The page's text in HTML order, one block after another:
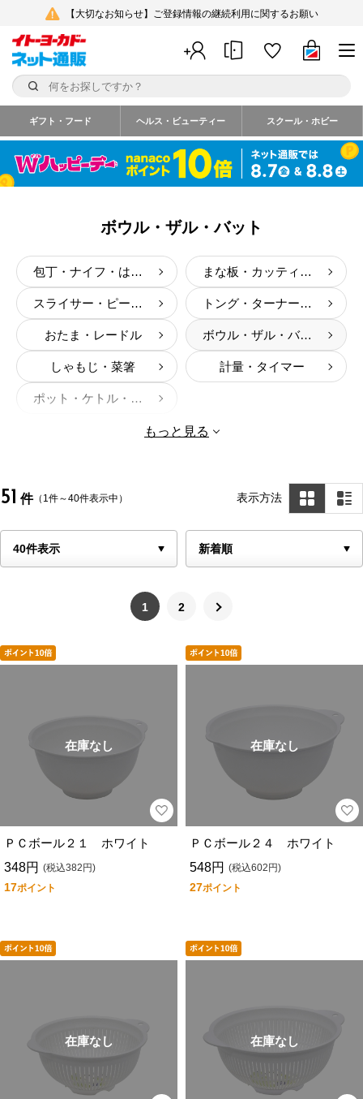
【大切なお知らせ】ご登録情報の継続利用に関するお願い
ギフト・フード ヘルス・ビューティー スクール・ホビー
ボウル・ザル・バット
包丁・ナイフ・はさみ まな板・カッティングボード
スライサー・ピーラー・おろし器 トング・ターナー・フライ返し
おたま・レードル ボウル・ザル・バット
しゃもじ・菜箸 計量・タイマー
ポット・ケトル・やかん
もっと見る
51 件（1件～40件表示中） 表示方法
1 2
在庫なし
ＰＣボール２１ ホワイト
348円 (税込382円)
17ポイント
在庫なし
ＰＣボール２４ ホワイト
548円 (税込602円)
27ポイント
在庫なし 在庫なし